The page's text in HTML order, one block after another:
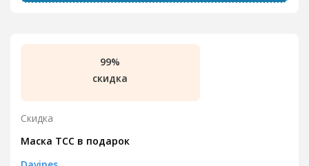
99%
скидка
Скидка
Маска ТСС в подарок